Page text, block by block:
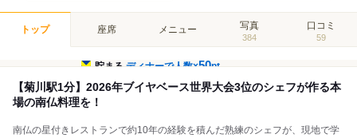
トップ 座席 メニュー 写真
384
口コミ
59
貯まるディナーで人数×50pt
【菊川駅1分】2026年ブイヤベース世界大会3位のシェフが作る本
場の南仏料理を！
南仏の星付きレストランで約10年の経験を積んだ熟練のシェフが、現地で学